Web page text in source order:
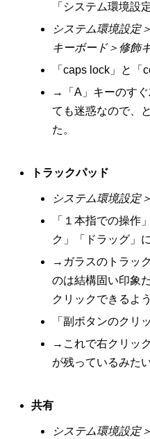
「システム環境設
システム環境設定
キーボード＞修飾
「caps lock」と「
→「A」キーのす
ても迷惑なので、
た。
トラックパッド
システム環境設定
「１本指での操作
ク」「ドラッグ」
→ガラスのトラッ
のは結構固い印象
クリックできるよ
「副ボタンのクリ
→これで右クリッ
が残っているみた
共有
システム環境設定